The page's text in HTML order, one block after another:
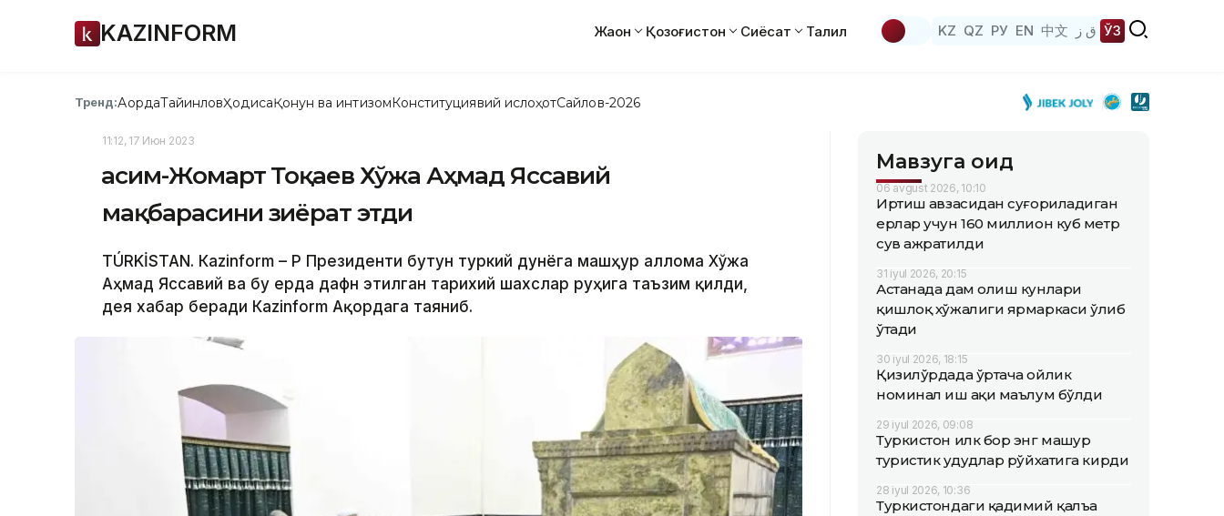
KAZINFORM Жаҳон Қозоғистон Сиёсат Таҳлил KZ QZ РУ EN 中文 ق ز ЎЗ
Тренд:АқордаТайинловҲодисаҚонун ва интизомКонституциявий ислоҳотСайлов-2026
11:12, 17 Июн 2023
Қасим-Жомарт Тоқаев Хўжа Аҳмад Яссавий
мақбарасини зиёрат этди
TÚRKİSTAN. Кazinform – ҚР Президенти бутун туркий дунёга машҳур аллома Хўжа
Аҳмад Яссавий ва бу ерда дафн этилган тарихий шахслар руҳига таъзим қилди,
дея хабар беради Кazinform Ақордага таяниб.
Мавзуга оид
06 avgust 2026, 10:10
Иртиш ҳавзасидан суғориладиган
ерлар учун 160 миллион куб метр
сув ажратилди
31 iyul 2026, 20:15
Астанада дам олиш кунлари
қишлоқ хўжалиги ярмаркаси ўлиб
ўтади
30 iyul 2026, 18:15
Қизилўрдада ўртача ойлик
номинал иш ҳақи маълум бўлди
29 iyul 2026, 09:08
Туркистон илк бор энг машҳур
туристик ҳудудлар рўйхатига кирди
28 iyul 2026, 10:36
Туркистондаги қадимий қалъа